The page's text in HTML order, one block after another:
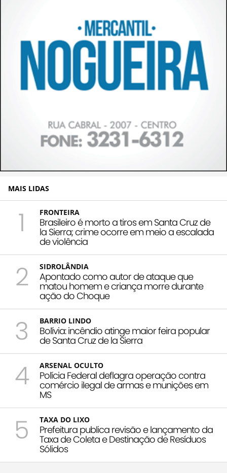
MAIS LIDAS
1 FRONTEIRA
Brasileiro é morto a tiros em Santa Cruz de
la Sierra; crime ocorre em meio a escalada
de violência
2 SIDROLÂNDIA
Apontado como autor de ataque que
matou homem e criança morre durante
ação do Choque
3 BARRIO LINDO
Bolívia: incêndio atinge maior feira popular
de Santa Cruz de la Sierra
4 ARSENAL OCULTO
Polícia Federal deflagra operação contra
comércio ilegal de armas e munições em
MS
5 TAXA DO LIXO
Prefeitura publica revisão e lançamento da
Taxa de Coleta e Destinação de Resíduos
Sólidos